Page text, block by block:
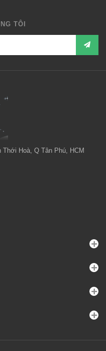
TÔI
Hoà, Q Tân Phú, HCM